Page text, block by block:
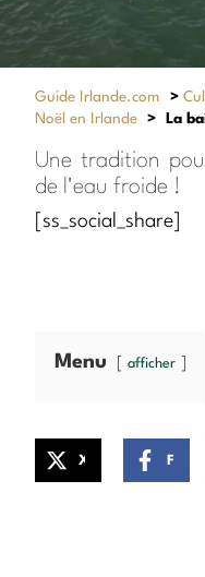
Guide Irlande.com >
Noël en Irlande
> La
Une tradition
de l'eau froide !
[ss_social_share]
Menu afficher